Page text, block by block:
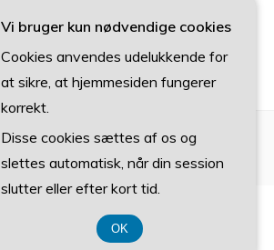
Vi bruger kun nødvendige cookies
Cookies anvendes udelukkende for
at sikre, at hjemmesiden fungerer
korrekt.
Disse cookies sættes af os og
slettes automatisk, når din session
slutter eller efter kort tid.
OK